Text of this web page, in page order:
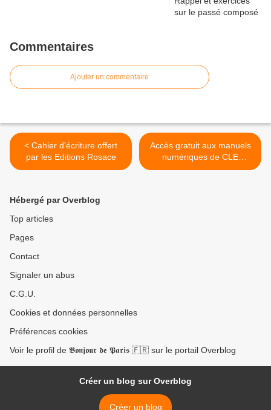
Commentaires
Ajouter un commentaire
< Cahier d'écriture offert
par les Editions Rosace
Accès gratuit aux manuels
numériques de CLE
International >
Hébergé par Overblog
Top articles
Pages
Contact
Signaler un abus
C.G.U.
Cookies et données personnelles
Préférences cookies
Voir le profil de 𝕭𝖔𝖓𝖏𝖔𝖚𝖗 𝖉𝖊 𝕻𝖆𝖗𝖎𝖘 🇫🇷 sur le portail Overblog
Créer un blog sur Overblog
Créer un blog